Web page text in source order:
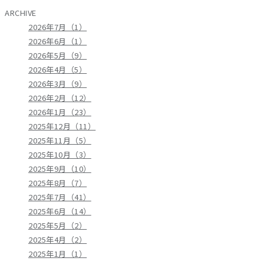
ARCHIVE
2026年7月（1）
2026年6月（1）
2026年5月（9）
2026年4月（5）
2026年3月（9）
2026年2月（12）
2026年1月（23）
2025年12月（11）
2025年11月（5）
2025年10月（3）
2025年9月（10）
2025年8月（7）
2025年7月（41）
2025年6月（14）
2025年5月（2）
2025年4月（2）
2025年1月（1）